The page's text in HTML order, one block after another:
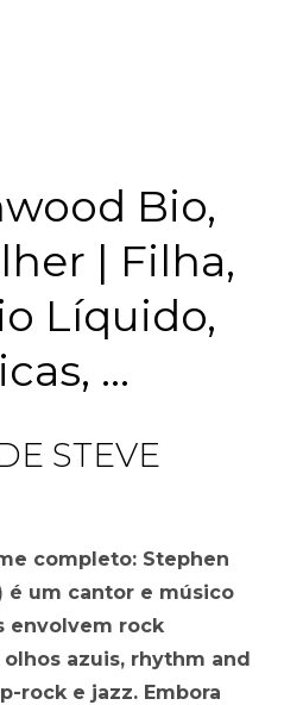
Bio,
| Filha,
Líquido,
...
STEVE
completo: Stephen
é um cantor e músico
envolvem rock
azuis, rhythm and
rock e jazz. Embora